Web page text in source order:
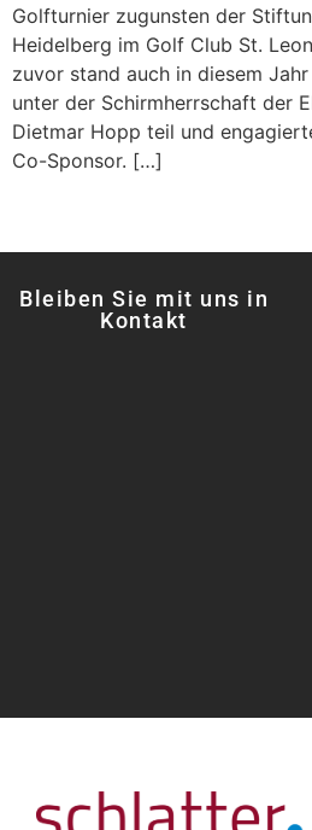
Golfturnier zugunsten der
Heidelberg im Golf Club St.
zuvor stand auch in diesem
unter der Schirmherrschaft der
Dietmar Hopp teil und
Co-Sponsor. […]
Bleiben Sie mit uns in
Kontakt